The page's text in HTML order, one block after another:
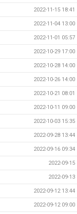
2022-11-15 18:41
2022-11-04 13:00
2022-11-01 05:57
2022-10-29 17:00
2022-10-28 14:00
2022-10-26 14:00
2022-10-21 08:01
2022-10-11 09:00
2022-10-03 15:35
2022-09-28 13:44
2022-09-16 09:34
2022-09-15
2022-09-13
2022-09-12 13:44
2022-09-12 09:00